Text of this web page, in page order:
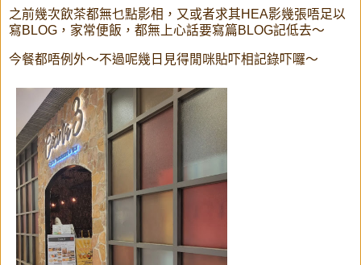
之前幾次飲茶都無乜點影相，又或者求其HEA影幾張唔足以
寫BLOG，家常便飯，都無上心話要寫篇BLOG記低去～
今餐都唔例外～不過呢幾日見得閒咪貼吓相記錄吓囉～